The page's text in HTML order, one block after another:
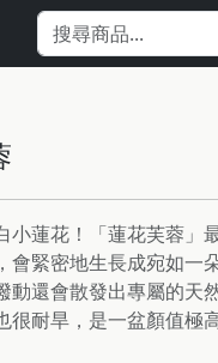
小蓮花！「蓮花芙蓉」
會緊密地生長成宛如一
動還會散發出專屬的天
很耐旱，是一盆顏值極